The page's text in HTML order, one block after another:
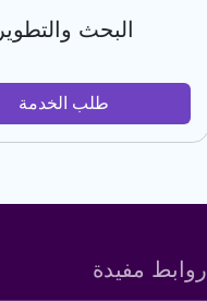
البحث والتطوير
طلب الخدمة
روابط مفيدة